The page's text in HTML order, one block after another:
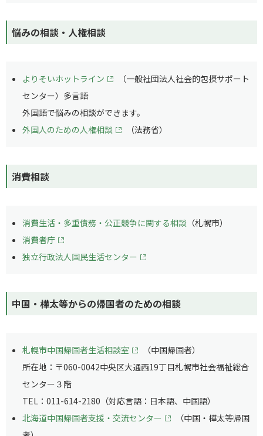
悩みの相談・人権相談
よりそいホットライン
（一般社団法人社会的包摂サポート
センター）多言語
外国語で悩みの相談ができます。
外国人のための人権相談
（法務省）
消費相談
消費生活・多重債務・公正競争に関する相談 （札幌市）
消費者庁
独立行政法人国民生活センター
中国・樺太等からの帰国者のための相談
札幌市中国帰国者生活相談室
（中国帰国者）
所在地：〒060-0042中央区大通西19丁目札幌市社会福祉総合
センター３階
TEL：011-614-2180（対応言語：日本語、中国語）
北海道中国帰国者支援・交流センター
（中国・樺太等帰国